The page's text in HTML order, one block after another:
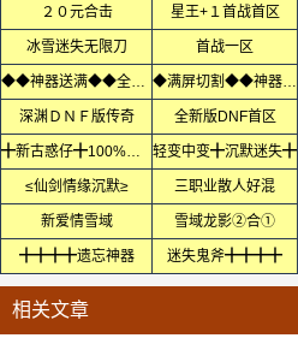
２０元合击 星王+１首战首区
冰雪迷失无限刀 首战一区
◆◆神器送满◆◆全屏轰炸◆ ◆满屏切割◆◆神器无限刀◆
深渊ＤＮＦ版传奇 全新版DNF首区
╋新古惑仔╋100%首区 轻变中变╋沉默迷失╋
≤仙剑情缘沉默≥ 三职业散人好混
新爱情雪域 雪域龙影②合①
╋╋╋╋遗忘神器 迷失鬼斧╋╋╋╋
相关文章